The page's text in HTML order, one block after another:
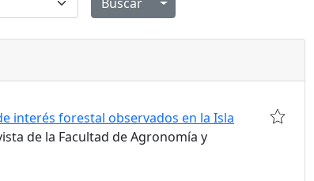
Alternar menú desplegable
interés forestal observados en la Isla
de la Facultad de Agronomía y